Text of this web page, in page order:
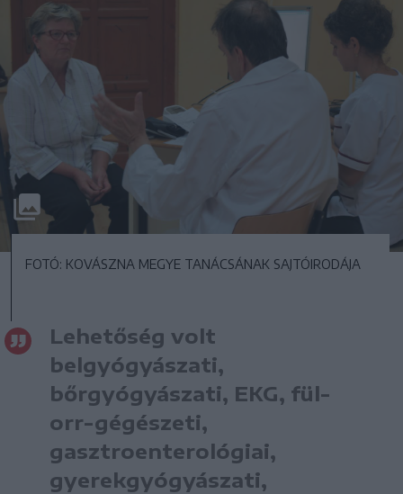
FOTÓ: KOVÁSZNA MEGYE TANÁCSÁNAK SAJTÓIRODÁJA
Lehetőség volt
belgyógyászati,
bőrgyógyászati, EKG, fül-
orr-gégészeti,
gasztroenterológiai,
gyerekgyógyászati,